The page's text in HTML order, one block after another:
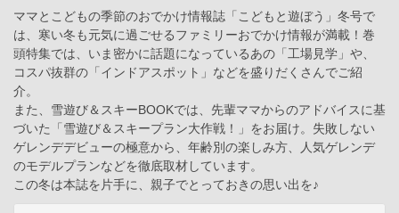
ママとこどもの季節のおでかけ情報誌「こどもと遊ぼう」冬号で
は、寒い冬も元気に過ごせるファミリーおでかけ情報が満載！巻
頭特集では、いま密かに話題になっているあの「工場見学」や、
コスパ抜群の「インドアスポット」などを盛りだくさんでご紹
介。
また、雪遊び＆スキーBOOKでは、先輩ママからのアドバイスに基
づいた「雪遊び＆スキープラン大作戦！」をお届け。失敗しない
ゲレンデデビューの極意から、年齢別の楽しみ方、人気ゲレンデ
のモデルプランなどを徹底取材しています。
この冬は本誌を片手に、親子でとっておきの思い出を♪